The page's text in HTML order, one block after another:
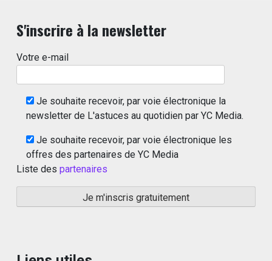
S'inscrire à la newsletter
Votre e-mail
Je souhaite recevoir, par voie électronique la
newsletter de L'astuces au quotidien par YC Media.
Je souhaite recevoir, par voie électronique les
offres des partenaires de YC Media
Liste des partenaires